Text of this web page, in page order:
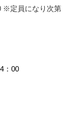
※定員になり次第
：00